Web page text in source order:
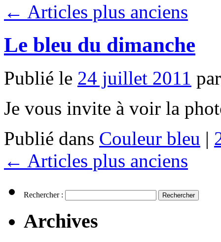
← Articles plus anciens
Le bleu du dimanche
Publié le 24 juillet 2011 par
Je vous invite à voir la
Publié dans Couleur bleu |
← Articles plus anciens
Rechercher :
Archives